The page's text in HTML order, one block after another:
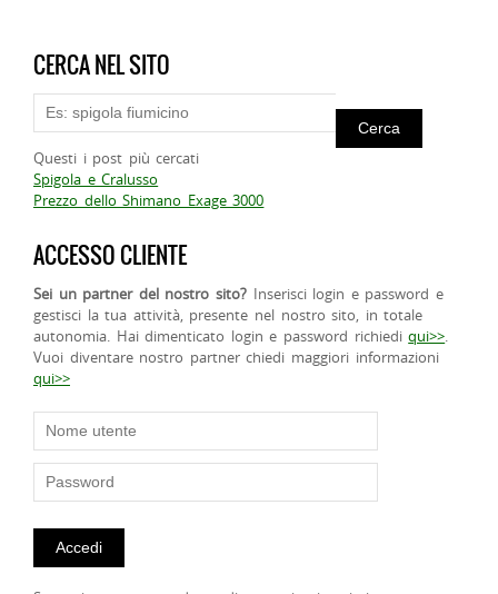
CERCA NEL SITO
Questi i post più cercati
Spigola e Cralusso
Prezzo dello Shimano Exage 3000
ACCESSO CLIENTE
Sei un partner del nostro sito? Inserisci login e password e
gestisci la tua attività, presente nel nostro sito, in totale
autonomia. Hai dimenticato login e password richiediqui>>.
Vuoi diventare nostro partner chiedi maggiori informazioni
qui>>